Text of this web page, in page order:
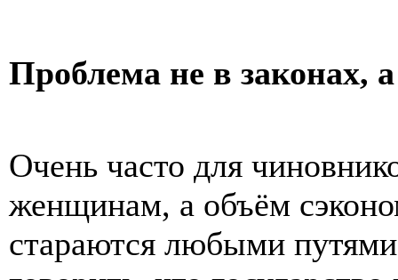
Проблема не в законах,
Очень часто для
женщинам, а объём
стараются любыми путями